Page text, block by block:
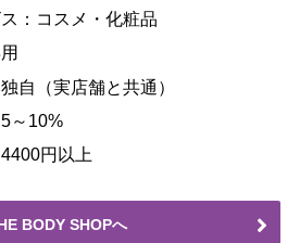
：コスメ・化粧品
自（実店舗と共通）
～10%
円以上
BODY SHOPへ